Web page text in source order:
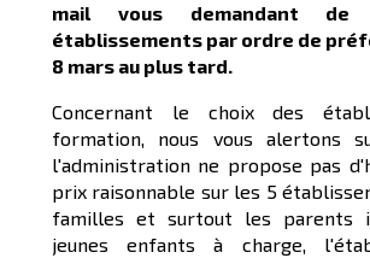
mail vous demandant de
établissements par ordre de
8 mars au plus tard.
Concernant le choix des
formation, nous vous alertons
l'administration ne propose pas
prix raisonnable sur les 5
familles et surtout les parents
jeunes enfants à charge,